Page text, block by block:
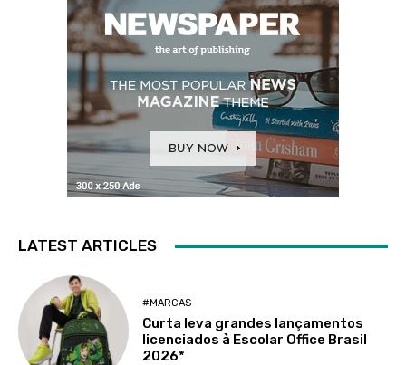
LATEST ARTICLES
#MARCAS
Curta leva grandes lançamentos
licenciados à Escolar Office Brasil
2026*